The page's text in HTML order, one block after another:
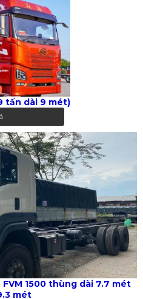
tấn dài 9 mét)
1500 thùng dài 7.7 mét
mét